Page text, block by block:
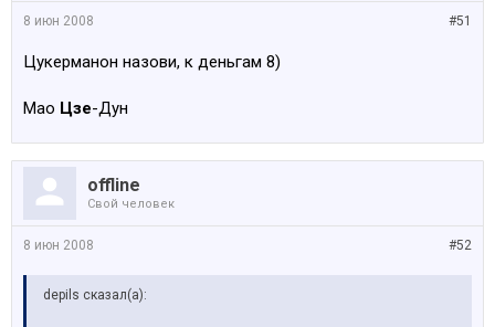
#51
8 июн 2008
Цукерманон назови, к деньгам 8)
Мао Цзе-Дун
offline
Свой человек
#52
8 июн 2008
depils сказал(а):